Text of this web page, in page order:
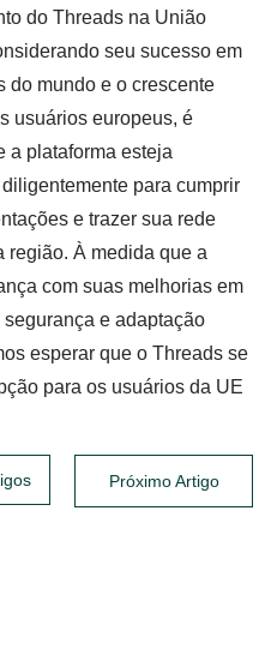
do Threads na União
seu sucesso em
do mundo e o crescente
usuários europeus, é
a plataforma esteja
para cumprir
e trazer sua rede
região. À medida que a
com suas melhorias em
e adaptação
esperar que o Threads se
para os usuários da UE
Próximo Artigo